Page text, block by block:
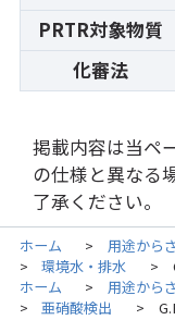
PRTR対象物質
化審法
掲載内容は当ペ
の仕様と異なる
了承ください。
ホーム > 用途から
> 環境水・排水 >
ホーム
> 用途から
> 亜硝酸検出 >